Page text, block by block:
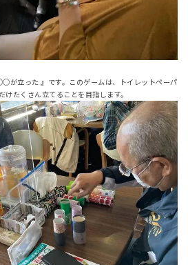
が立った 』です。このゲームは、トイレットペーパ
たくさん立てることを目指します。